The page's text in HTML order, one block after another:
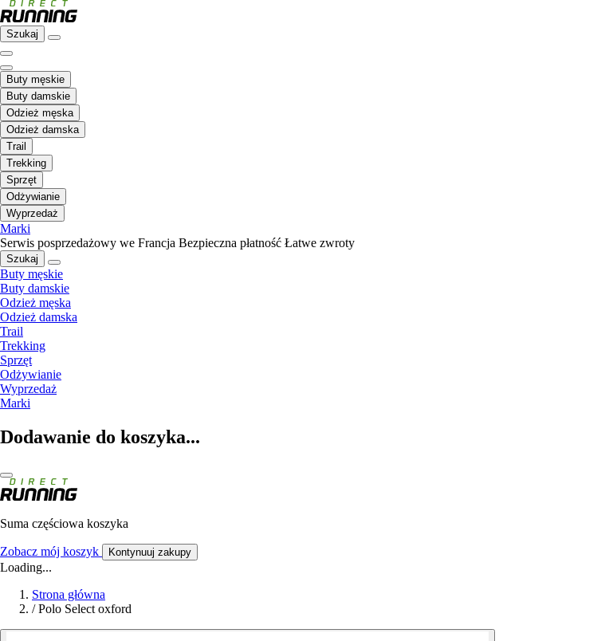
Szukaj
Buty męskie
Buty damskie
Odzież męska
Odzież damska
Trail
Trekking
Sprzęt
Odżywianie
Wyprzedaż
Marki
Serwis posprzedażowy we Francja Bezpieczna płatność Łatwe zwroty
Szukaj
Buty męskie
Buty damskie
Odzież męska
Odzież damska
Trail
Trekking
Sprzęt
Odżywianie
Wyprzedaż
Marki
Dodawanie do koszyka...
Suma częściowa koszyka
Zobacz mój koszyk Kontynuuj zakupy
Loading...
Strona główna
/ Polo Select oxford